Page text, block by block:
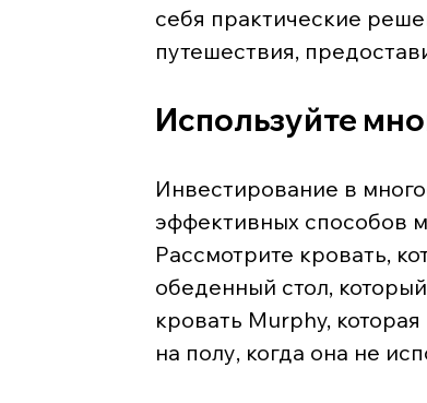
себя практические
путешествия,
Используйте
Инвестирование в
эффективных способов
Рассмотрите кровать,
обеденный стол,
кровать Murphy,
на полу, когда она не